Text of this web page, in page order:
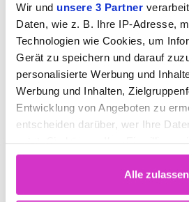
Wir und unsere 3 Partner
Daten, wie z. B. Ihre IP-Adresse,
Technologien wie Cookies, um
Gerät zu speichern und darauf
personalisierte Werbung und
Werbung und Inhalten,
Entwicklung von Angeboten zu
entscheiden darüber, wer Ihre
Cookie-Erklärung oder durch
Trigger Symbol ändern oderAlle zulassen
Position your company and lead
your own corporate podcasts.
Easily create, publish, and manage
single platform.
Analyze metrics and overall
Use podcast content to expand